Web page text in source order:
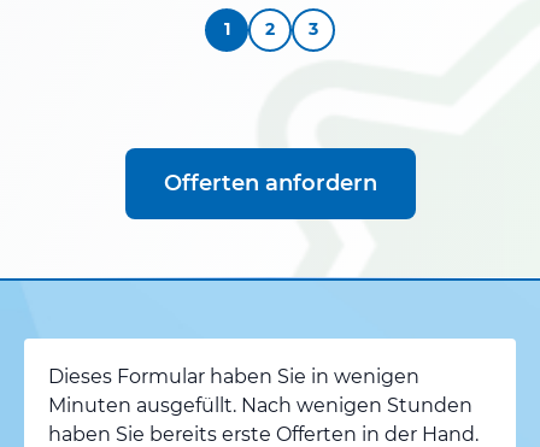
1 2 3
Offerten anfordern
Dieses Formular haben Sie in wenigen
Minuten ausgefüllt. Nach wenigen Stunden
haben Sie bereits erste Offerten in der Hand.